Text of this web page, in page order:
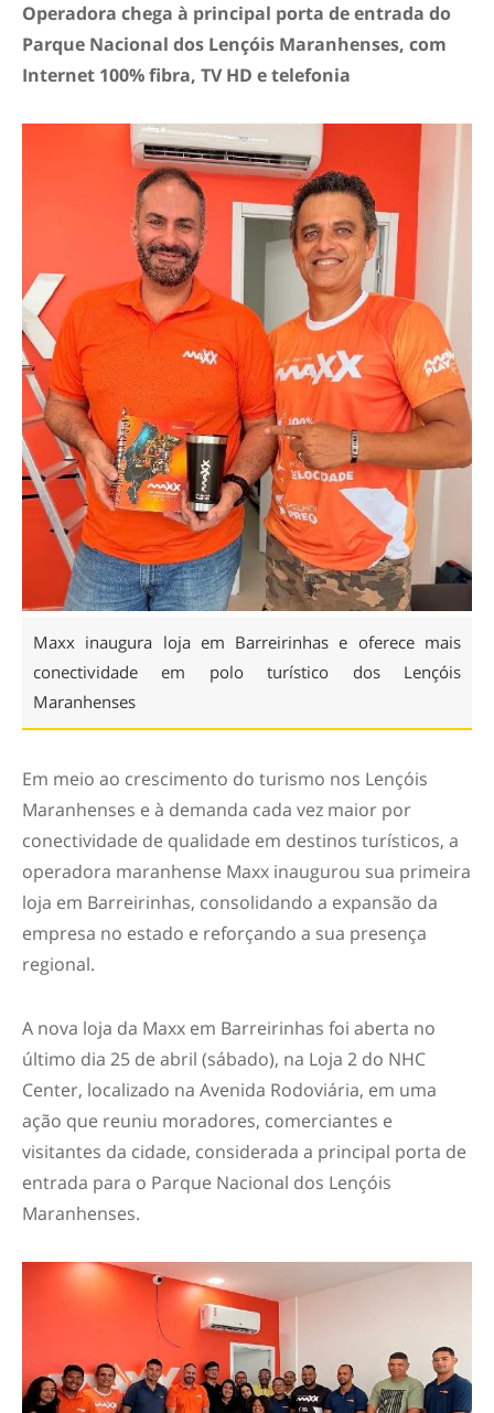
Operadora chega à principal porta de entrada do
Parque Nacional dos Lençóis Maranhenses, com
Internet 100% fibra, TV HD e telefonia
Maxx inaugura loja em Barreirinhas e oferece mais
conectividade em polo turístico dos Lençóis
Maranhenses
Em meio ao crescimento do turismo nos Lençóis
Maranhenses e à demanda cada vez maior por
conectividade de qualidade em destinos turísticos, a
operadora maranhense Maxx inaugurou sua primeira
loja em Barreirinhas, consolidando a expansão da
empresa no estado e reforçando a sua presença
regional.
A nova loja da Maxx em Barreirinhas foi aberta no
último dia 25 de abril (sábado), na Loja 2 do NHC
Center, localizado na Avenida Rodoviária, em uma
ação que reuniu moradores, comerciantes e
visitantes da cidade, considerada a principal porta de
entrada para o Parque Nacional dos Lençóis
Maranhenses.